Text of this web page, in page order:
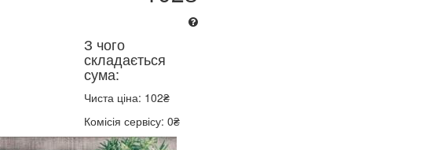
З чого
складається
сума:
Чиста ціна: 102₴
Комісія сервісу: 0₴